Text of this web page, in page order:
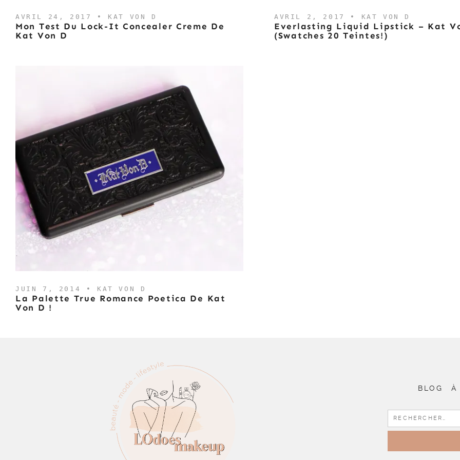
AVRIL 24, 2017 • KAT VON D
Mon Test Du Lock-It Concealer Creme De
Kat Von D
AVRIL 2, 2017 • KAT VON D
Everlasting Liquid Lipstick – Kat
(swatches 20 Teintes!)
JUIN 7, 2014 • KAT VON D
La Palette True Romance Poetica De Kat
Von D !
BLOG À